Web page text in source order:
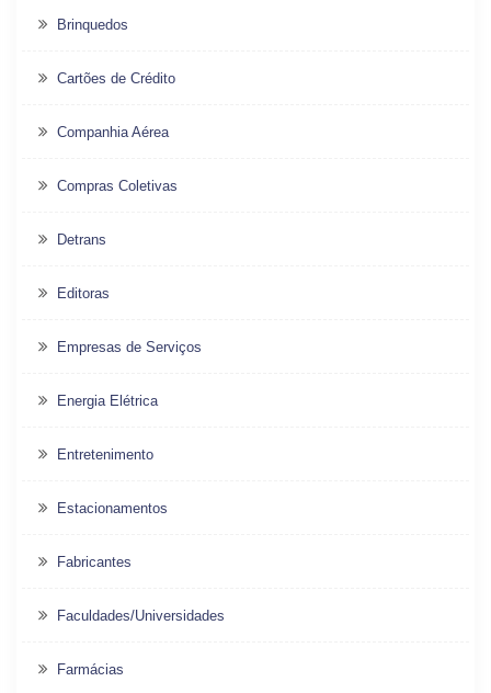
Brinquedos
Cartões de Crédito
Companhia Aérea
Compras Coletivas
Detrans
Editoras
Empresas de Serviços
Energia Elétrica
Entretenimento
Estacionamentos
Fabricantes
Faculdades/Universidades
Farmácias